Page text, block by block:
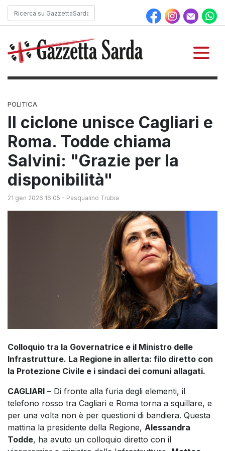
POLITICA
Il ciclone unisce Cagliari e
Roma. Todde chiama
Salvini: "Grazie per la
disponibilità"
21 gen 2026 16:05 - Pasqualino Trubia
Colloquio tra la Governatrice e il Ministro delle
Infrastrutture. La Regione in allerta: filo diretto con
la Protezione Civile e i sindaci dei comuni allagati.
CAGLIARI – Di fronte alla furia degli elementi, il
telefono rosso tra Cagliari e Roma torna a squillare, e
per una volta non è per questioni di bandiera. Questa
mattina la presidente della Regione, Alessandra
Todde, ha avuto un colloquio diretto con il